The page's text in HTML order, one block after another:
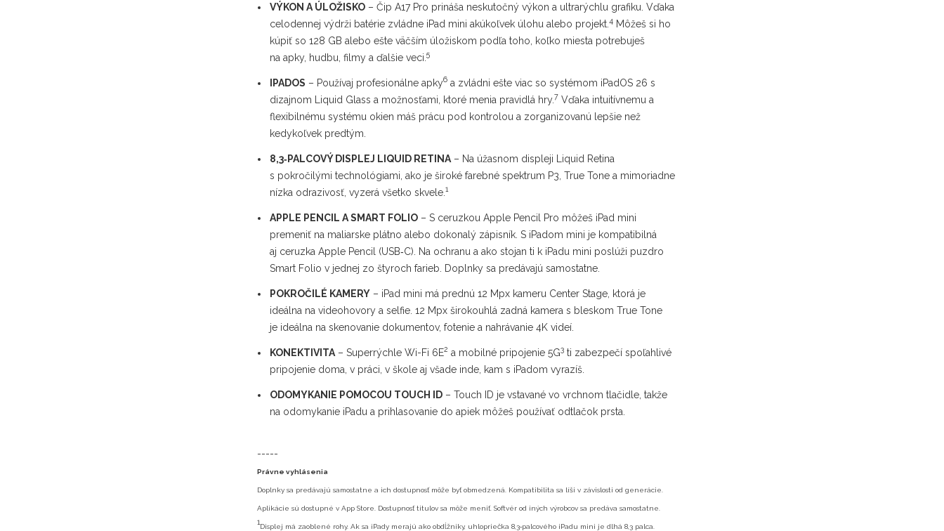
VÝKON A ÚLOŽISKO – Čip A17 Pro prináša neskutočný výkon a ultrarýchlu grafiku. Vďaka
celodennej výdrži batérie zvládne iPad mini akúkoľvek úlohu alebo projekt. 4 Môžeš si ho
kúpiť so 128 GB alebo ešte väčším úložiskom podľa toho, koľko miesta potrebuješ
na apky, hudbu, filmy a ďalšie veci. 5
IPADOS – Používaj profesionálne apky6 a zvládni ešte viac so systémom iPadOS 26 s
dizajnom Liquid Glass a možnosťami, ktoré menia pravidlá hry.7 Vďaka intuitívnemu a
flexibilnému systému okien máš prácu pod kontrolou a zorganizovanú lepšie než
kedykoľvek predtým.
8,3‑PALCOVÝ DISPLEJ LIQUID RETINA – Na úžasnom displeji Liquid Retina
s pokročilými technológiami, ako je široké farebné spektrum P3, True Tone a mimoriadne
nízka odrazivosť, vyzerá všetko skvele. 1
APPLE PENCIL A SMART FOLIO – S ceruzkou Apple Pencil Pro môžeš iPad mini
premeniť na maliarske plátno alebo dokonalý zápisník. S iPadom mini je kompatibilná
aj ceruzka Apple Pencil (USB‑C). Na ochranu a ako stojan ti k iPadu mini poslúži puzdro
Smart Folio v jednej zo štyroch farieb. Doplnky sa predávajú samostatne.
POKROČILÉ KAMERY – iPad mini má prednú 12 Mpx kameru Center Stage, ktorá je
ideálna na videohovory a selfie. 12 Mpx širokouhlá zadná kamera s bleskom True Tone
je ideálna na skenovanie dokumentov, fotenie a nahrávanie 4K videí.
KONEKTIVITA – Superrýchle Wi-Fi 6E2 a mobilné pripojenie 5G3 ti zabezpečí spoľahlivé
pripojenie doma, v práci, v škole aj všade inde, kam s iPadom vyrazíš.
ODOMYKANIE POMOCOU TOUCH ID – Touch ID je vstavané vo vrchnom tlačidle, takže
na odomykanie iPadu a prihlasovanie do apiek môžeš používať odtlačok prsta.
-----
Právne vyhlásenia
Doplnky sa predávajú samostatne a ich dostupnosť môže byť obmedzená. Kompatibilita sa líši v závislosti od generácie.
Aplikácie sú dostupné v App Store. Dostupnosť titulov sa môže meniť. Softvér od iných výrobcov sa predáva samostatne.
1Displej má zaoblené rohy. Ak sa iPady merajú ako obdĺžniky, uhlopriečka 8,3‑palcového iPadu mini je dlhá 8,3 palca.